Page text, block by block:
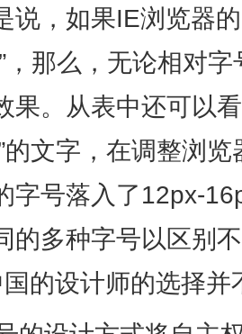
说，如果IE浏览器的
，那么，无论相对
果。从表中还可以
文字，在调整浏览
字号落入了12px-
的多种字号以区别
的设计师的选择并